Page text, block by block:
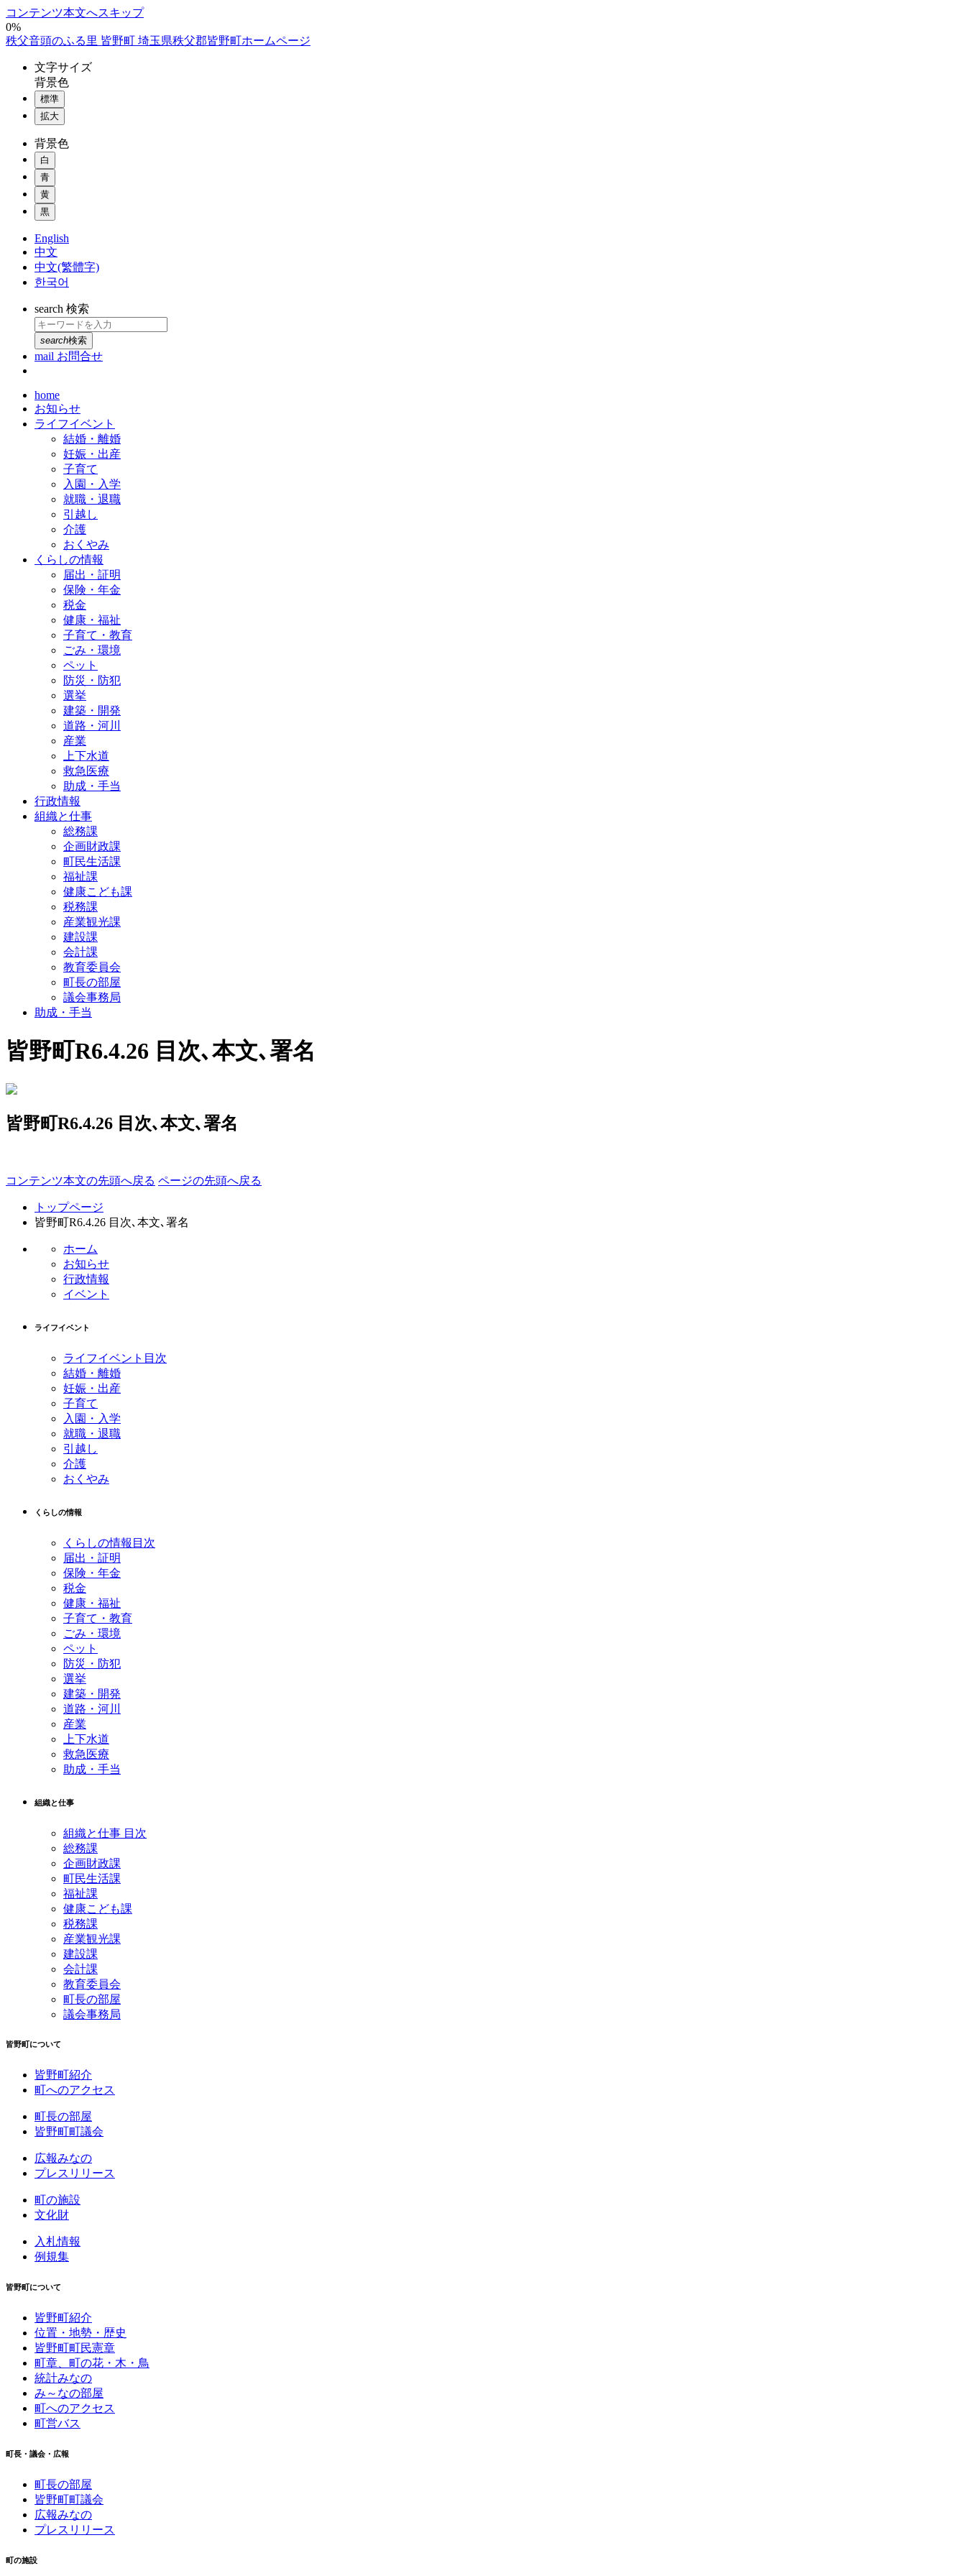
コンテンツ本文へスキップ
0%
秩父音頭のふる里 皆野町 埼玉県秩父郡皆野町ホームページ
文字サイズ
背景色
標準
拡大
背景色
白
青
黄
黒
English
中文
中文(繁體字)
한국어
search 検索
search検索
mail お問合せ
home
お知らせ
ライフイベント
結婚・離婚
妊娠・出産
子育て
入園・入学
就職・退職
引越し
介護
おくやみ
くらしの情報
届出・証明
保険・年金
税金
健康・福祉
子育て・教育
ごみ・環境
ペット
防災・防犯
選挙
建築・開発
道路・河川
産業
上下水道
救急医療
助成・手当
行政情報
組織と仕事
総務課
企画財政課
町民生活課
福祉課
健康こども課
税務課
産業観光課
建設課
会計課
教育委員会
町長の部屋
議会事務局
助成・手当
皆野町R6.4.26 目次､本文､署名
皆野町R6.4.26 目次､本文､署名
コンテンツ本文の先頭へ戻る ページの先頭へ戻る
トップページ
皆野町R6.4.26 目次､本文､署名
ホーム
お知らせ
行政情報
イベント
ライフイベント
ライフイベント目次
結婚・離婚
妊娠・出産
子育て
入園・入学
就職・退職
引越し
介護
おくやみ
くらしの情報
くらしの情報目次
届出・証明
保険・年金
税金
健康・福祉
子育て・教育
ごみ・環境
ペット
防災・防犯
選挙
建築・開発
道路・河川
産業
上下水道
救急医療
助成・手当
組織と仕事
組織と仕事 目次
総務課
企画財政課
町民生活課
福祉課
健康こども課
税務課
産業観光課
建設課
会計課
教育委員会
町長の部屋
議会事務局
皆野町について
皆野町紹介
町へのアクセス
町長の部屋
皆野町町議会
広報みなの
プレスリリース
町の施設
文化財
入札情報
例規集
皆野町について
皆野町紹介
位置・地勢・歴史
皆野町町民憲章
町章、町の花・木・鳥
統計みなの
み～なの部屋
町へのアクセス
町営バス
町長・議会・広報
町長の部屋
皆野町町議会
広報みなの
プレスリリース
町の施設